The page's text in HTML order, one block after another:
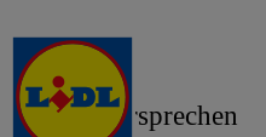
Unser Versprechen